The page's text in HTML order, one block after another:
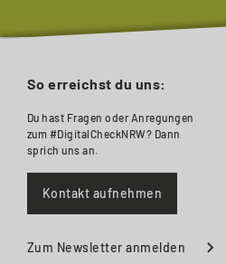
So erreichst du uns:
Du hast Fragen oder Anregungen
zum #DigitalCheckNRW? Dann
sprich uns an.
Kontakt aufnehmen
Zum Newsletter anmelden